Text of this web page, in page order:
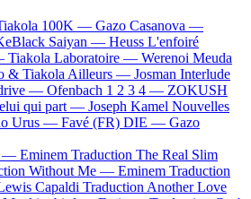
100K — Gazo Casanova —
Saiyan — Heuss L'enfoiré
Tiakola Laboratoire — Werenoi Meuda
& Tiakola Ailleurs — Josman Interlude
— Ofenbach 1 2 3 4 — ZOKUSH
qui part — Joseph Kamel Nouvelles
Urus — Favé (FR) DIE — Gazo
— Eminem Traduction The Real Slim
Without Me — Eminem Traduction
Capaldi Traduction Another Love